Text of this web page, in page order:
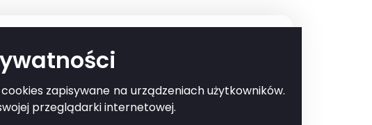
zapisywane na urządzeniach użytkowników.
przeglądarki internetowej.
Drukuj